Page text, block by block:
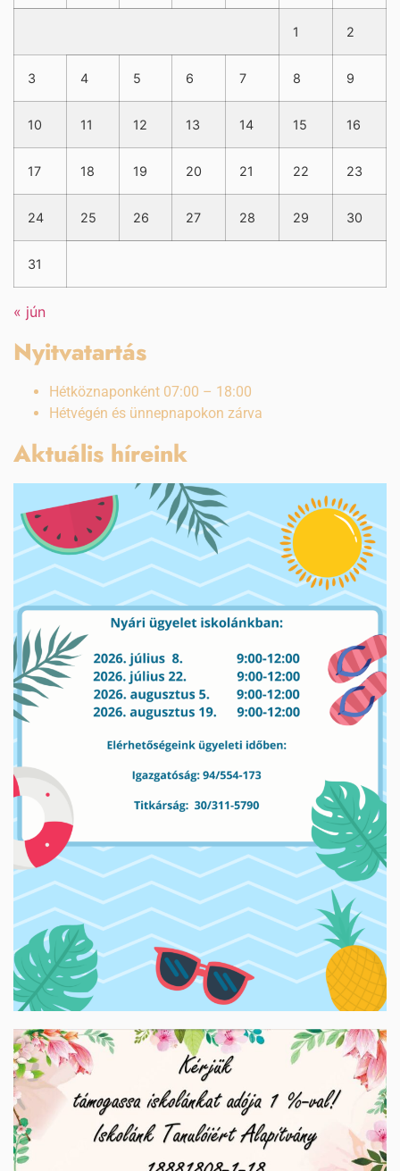
1 2
3 4 5 6 7 8 9
10 11 12 13 14 15 16
17 18 19 20 21 22 23
24 25 26 27 28 29 30
31
« jún
Nyitvatartás
Hétköznaponként 07:00 – 18:00
Hétvégén és ünnepnapokon zárva
Aktuális híreink